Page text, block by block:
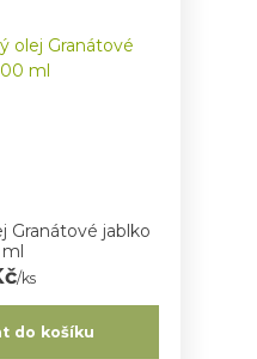
Granátové jablko
/ks
do košíku